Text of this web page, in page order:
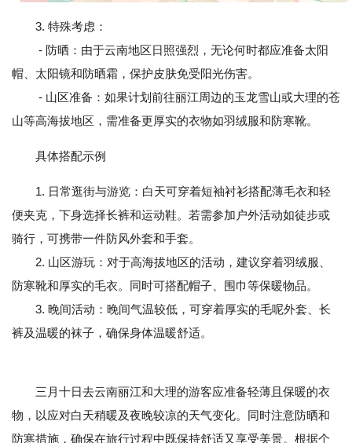
3. 特殊考虑：
- 防晒：由于云南地区日照强烈，无论何时都应准备太阳
帽、太阳镜和防晒霜，保护皮肤免受阳光伤害。
- 山区准备：如果计划前往丽江周边的玉龙雪山或大理的苍
山等高海拔地区，需准备更厚实的衣物如羽绒服和防寒靴。
具体搭配示例
1. 日常逛街与游览：白天可穿着短袖衬衫搭配薄毛衣和轻
便夹克，下身选择长裤和运动鞋。若需参加户外活动如徒步或
骑行，可携带一件防风外套和手套。
2. 山区游玩：对于高海拔地区的活动，建议穿着羽绒服、
防寒靴和厚实的毛衣。同时可搭配帽子、围巾等保暖物品。
3. 晚间活动：晚间气温较低，可穿着厚实的毛呢外套、长
裤及温暖的袜子，确保身体温暖舒适。
三月十日去云南丽江和大理的游客应准备轻薄且保暖的衣
物，以应对白天稍暖及夜晚较凉的天气变化。同时注意防晒和
防寒措施，确保在旅行过程中既保持舒适又享受美景。根据个